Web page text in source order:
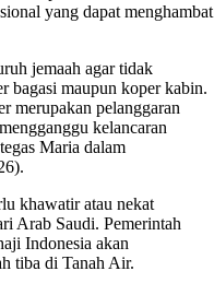
yang dapat menghambat
jemaah agar tidak
bagasi maupun koper kabin.
merupakan pelanggaran
kelancaran
Maria dalam
khawatir atau nekat
Arab Saudi. Pemerintah
Indonesia akan
tiba di Tanah Air.